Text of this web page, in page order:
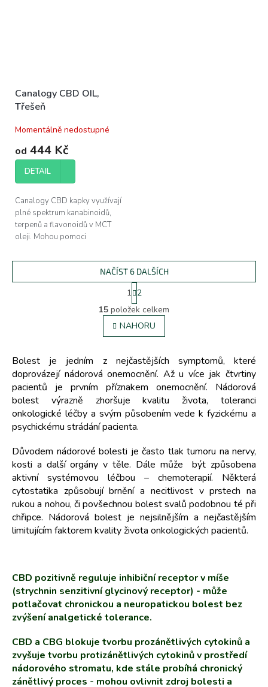
Canalogy CBD OIL,
Třešeň
Momentálně nedostupné
od 444 Kč
DETAIL
Canalogy CBD kapky využívají
plné spektrum kanabinoidů,
terpenů a flavonoidů v MCT
oleji. Mohou pomoci
kvality vašeho...
O
v
l
á
a
c
í
p
r
v
k
v
ý
p
i
s
u
NAČÍST 6 DALŠÍCH
S
t
r
á
n
k
v
n
í
1 2
15 položek celkem
NAHORU
Bolest je jedním z nejčastějších symptomů, které
doprovázejí nádorová onemocnění. Až u více jak čtvrtiny
pacientů je prvním příznakem onemocnění. Nádorová
bolest výrazně zhoršuje kvalitu života, toleranci
onkologické léčby a svým působením vede k fyzickému a
psychickému strádání pacienta.
Důvodem nádorové bolesti je často tlak tumoru na nervy,
kosti a další orgány v těle. Dále může být způsobena
aktivní systémovou léčbou – chemoterapií. Některá
cytostatika způsobují brnění a necitlivost v prstech na
rukou a nohou, či povšechnou bolest svalů podobnou té při
chřipce. Nádorová bolest je nejsilnějším a nejčastějším
limitujícím faktorem kvality života onkologických pacientů.
CBD pozitivně reguluje inhibiční receptor v míše
(strychnin senzitivní glycinový receptor) - může
potlačovat chronickou a neuropatickou bolest bez
zvýšení analgetické tolerance.
CBD a CBG blokuje tvorbu prozánětlivých cytokinů a
zvyšuje tvorbu protizánětlivých cytokinů v prostředí
nádorového stromatu, kde stále probíhá chronický
zánětlivý proces - mohou ovlivnit zdroj bolesti a